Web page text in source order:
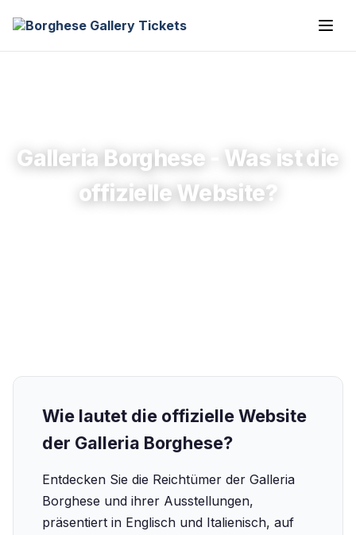
Galleria Borghese - Was ist die
offizielle Website?
Wie lautet die offizielle Website
der Galleria Borghese?
Entdecken Sie die Reichtümer der Galleria
Borghese und ihrer Ausstellungen,
präsentiert in Englisch und Italienisch, auf